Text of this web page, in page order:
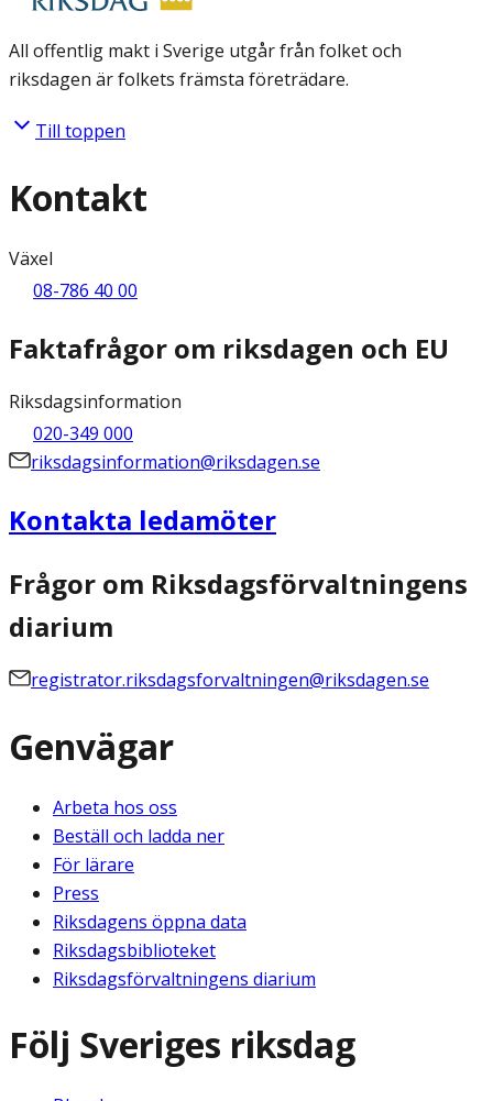
All offentlig makt i Sverige utgår från folket och
riksdagen är folkets främsta företrädare.
Till toppen
Kontakt
Växel
08-786 40 00
Faktafrågor om riksdagen och EU
Riksdagsinformation
020-349 000
riksdagsinformation@riksdagen.se
Kontakta ledamöter
Frågor om Riksdagsförvaltningens
diarium
registrator.riksdagsforvaltningen@riksdagen.se
Genvägar
Arbeta hos oss
Beställ och ladda ner
För lärare
Press
Riksdagens öppna data
Riksdagsbiblioteket
Riksdagsförvaltningens diarium
Följ Sveriges riksdag